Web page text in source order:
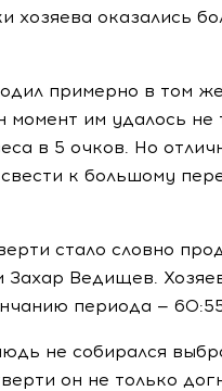
хозяева оказались
примерно в том
момент им удалось не
в 5 очков. Но
к большому
стало словно
Захар Ведищев.
периода —
не собирался
он не только